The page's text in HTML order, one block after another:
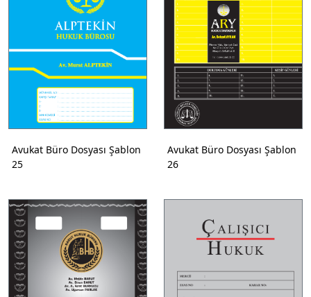
Avukat Büro Dosyası Şablon
25
Avukat Büro Dosyası Şablon
26